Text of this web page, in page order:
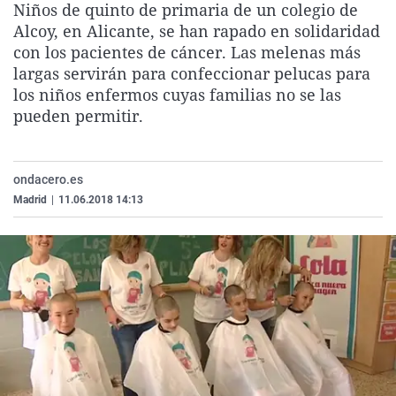
La rosa de los vientos
Gente viajera
Como el perro y el
Caso
Retornados
Equipo de
Extremadura
Galicia
La Rioja
Virales
Televisión
Elecciones
Niños de quinto de primaria de un colegio de
Alcoy, en Alicante, se han rapado en solidaridad
con los pacientes de cáncer. Las melenas más
largas servirán para confeccionar pelucas para
los niños enfermos cuyas familias no se las
pueden permitir.
ondacero.es
Madrid 11.06.2018 14:13